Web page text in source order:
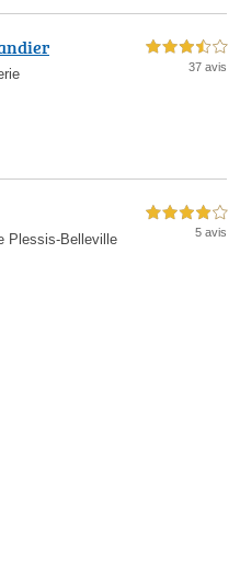
3,5 étoiles sur 5
37 avis
Plessis-Belleville
4,0 étoiles sur 5
5 avis